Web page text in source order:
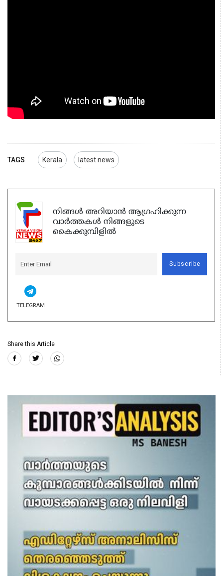
TAGS Kerala latest news
നിങ്ങൾ അറിയാൻ ആഗ്രഹിക്കുന്ന
വാർത്തകൾ നിങ്ങളുടെ
കൈക്കുമ്പിളിൽ
Subscribe
TELEGRAM
Share this Article